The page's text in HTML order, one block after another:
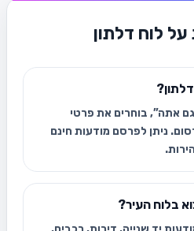
לוח דלתון
אתה”, בוחרים את פרטי
ניתן לפרסם מודעות חינם
בלוח העיר?